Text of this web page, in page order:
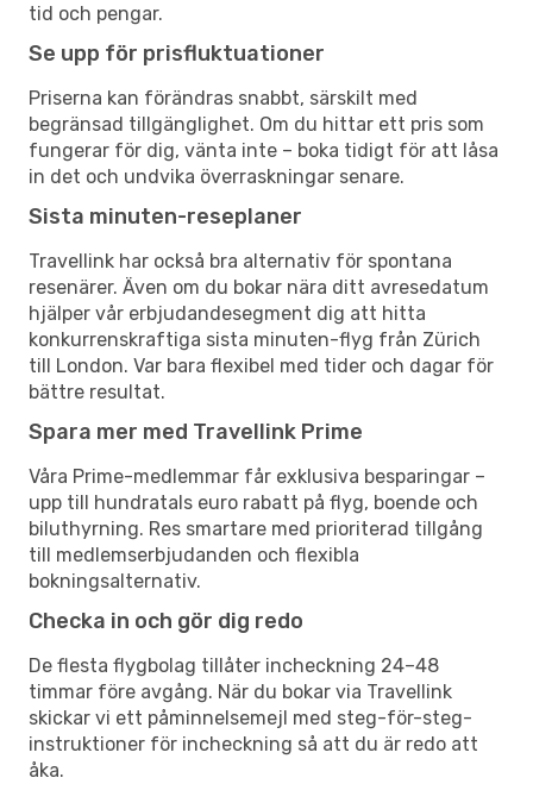
tid och pengar.
Se upp för prisfluktuationer
Priserna kan förändras snabbt, särskilt med
begränsad tillgänglighet. Om du hittar ett pris som
fungerar för dig, vänta inte – boka tidigt för att låsa
in det och undvika överraskningar senare.
Sista minuten-reseplaner
Travellink har också bra alternativ för spontana
resenärer. Även om du bokar nära ditt avresedatum
hjälper vår erbjudandesegment dig att hitta
konkurrenskraftiga sista minuten-flyg från Zürich
till London. Var bara flexibel med tider och dagar för
bättre resultat.
Spara mer med Travellink Prime
Våra Prime-medlemmar får exklusiva besparingar –
upp till hundratals euro rabatt på flyg, boende och
biluthyrning. Res smartare med prioriterad tillgång
till medlemserbjudanden och flexibla
bokningsalternativ.
Checka in och gör dig redo
De flesta flygbolag tillåter incheckning 24–48
timmar före avgång. När du bokar via Travellink
skickar vi ett påminnelsemejl med steg-för-steg-
instruktioner för incheckning så att du är redo att
åka.